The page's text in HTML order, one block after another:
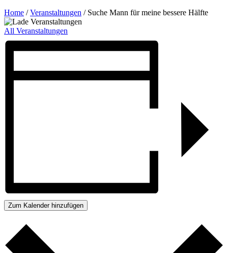
Home / Veranstaltungen / Suche Mann für meine bessere Hälfte
All Veranstaltungen
Zum Kalender hinzufügen